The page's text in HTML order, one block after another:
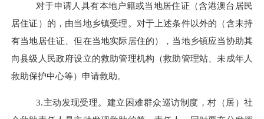
对于申请人具有本地户籍或当地居住证（含港澳台居民
居住证）的，由当地乡镇受理。对于上述条件以外的（含未持
有当地居住证、但在当地实际居住的），当地乡镇应当协助其
向县级人民政府设立的救助管理机构（救助管理站、未成年人
救助保护中心等）申请救助。
3.主动发现受理。建立困难群众巡访制度，村（居）社